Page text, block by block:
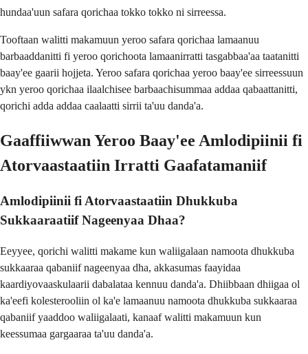
hundaa'uun safara qorichaa tokko tokko ni sirreessa.
Tooftaan walitti makamuun yeroo safara qorichaa lamaanuu
barbaaddanitti fi yeroo qorichoota lamaanirratti tasgabbaa'aa taatanitti
baay'ee gaarii hojjeta. Yeroo safara qorichaa yeroo baay'ee sirreessuun
ykn yeroo qorichaa ilaalchisee barbaachisummaa addaa qabaattanitti,
qorichi adda addaa caalaatti sirrii ta'uu danda'a.
Gaaffiiwwan Yeroo Baay'ee Amlodipiinii fi
Atorvaastaatiin Irratti Gaafatamaniif
Amlodipiinii fi Atorvaastaatiin Dhukkuba
Sukkaaraatiif Nageenyaa Dhaa?
Eeyyee, qorichi walitti makame kun waliigalaan namoota dhukkuba
sukkaaraa qabaniif nageenyaa dha, akkasumas faayidaa
kaardiyovaaskulaarii dabalataa kennuu danda'a. Dhiibbaan dhiigaa ol
ka'eefi kolesterooliin ol ka'e lamaanuu namoota dhukkuba sukkaaraa
qabaniif yaaddoo waliigalaati, kanaaf walitti makamuun kun
keessumaa gargaaraa ta'uu danda'a.